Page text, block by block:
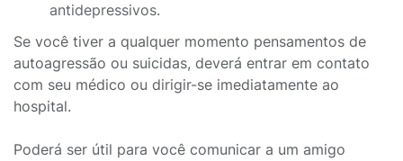
antidepressivos.
Se você tiver a qualquer momento pensamentos de
autoagressão ou suicidas, deverá entrar em contato
com seu médico ou dirigir-se imediatamente ao
hospital.
Poderá ser útil para você comunicar a um amigo